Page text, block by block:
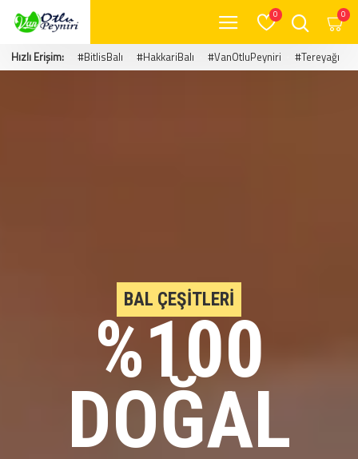
0 0
Hızlı Erişim: #BitlisBalı #HakkariBalı #VanOtluPeyniri #Tereyağı